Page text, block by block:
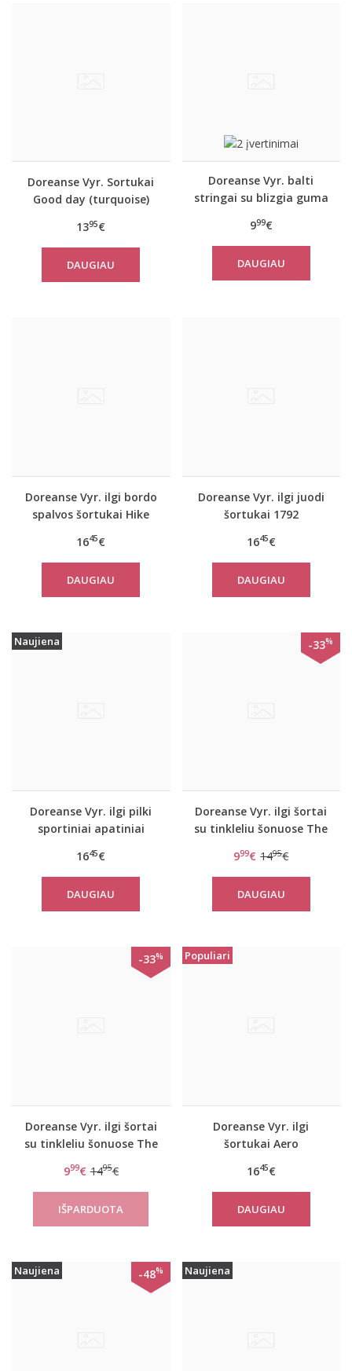
Doreanse Vyr. Sortukai
Good day (turquoise)
1395€
DAUGIAU
Doreanse Vyr. balti
stringai su blizgia guma
999€
DAUGIAU
Doreanse Vyr. ilgi bordo
spalvos šortukai Hike
1645€
DAUGIAU
Doreanse Vyr. ilgi juodi
šortukai 1792
1645€
DAUGIAU
Naujiena
Doreanse Vyr. ilgi pilki
sportiniai apatiniai
1645€
DAUGIAU
-33%
Doreanse Vyr. ilgi šortai
su tinkleliu šonuose The
999€ 1495€
DAUGIAU
-33%
Doreanse Vyr. ilgi šortai
su tinkleliu šonuose The
999€ 1495€
Populiari
Doreanse Vyr. ilgi
šortukai Aero
1645€
DAUGIAU
Naujiena -48% Naujiena